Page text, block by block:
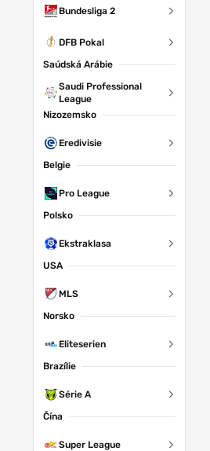
Bundesliga 2
DFB Pokal
Saúdská Arábie
Saudi Professional
League
Nizozemsko
Eredivisie
Belgie
Pro League
Polsko
Ekstraklasa
USA
MLS
Norsko
Eliteserien
Brazílie
Série A
Čína
Super League